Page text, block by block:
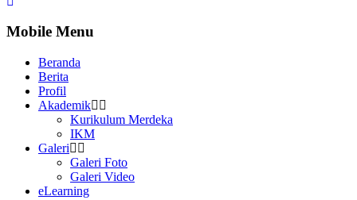
Mobile Menu
Beranda
Berita
Profil
Akademik
Kurikulum Merdeka
IKM
Galeri
Galeri Foto
Galeri Video
eLearning